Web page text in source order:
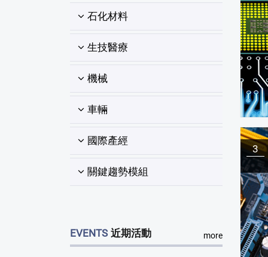
石化材料
生技醫療
機械
車輛
國際產經
關鍵趨勢模組
EVENTS 近期活動 more
3